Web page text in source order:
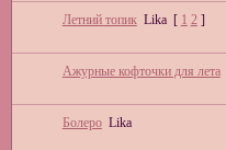
Летний топик Lika [ 1 2 ]
Ажурные кофточки для лета
Болеро Lika